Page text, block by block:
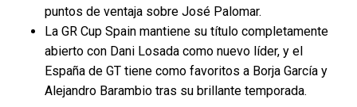
puntos de ventaja sobre José Palomar.
La GR Cup Spain mantiene su título completamente
abierto con Dani Losada como nuevo líder, y el
España de GT tiene como favoritos a Borja García y
Alejandro Barambio tras su brillante temporada.